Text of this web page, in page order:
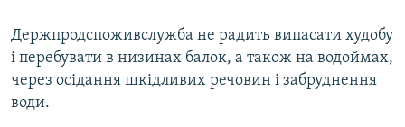
Держпродспоживслужба не радить випасати худобу
і перебувати в низинах балок, а також на водоймах,
через осідання шкідливих речовин і забруднення
води.